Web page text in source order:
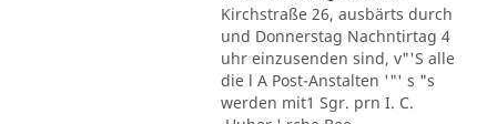
Kirchstraße 26, ausbärts durch
und Donnerstag Nachntirtag 4
uhr einzusenden sind, v"'S alle
die l A Post-Anstalten '"' s "s
werden mit1 Sgr. prn I. C.